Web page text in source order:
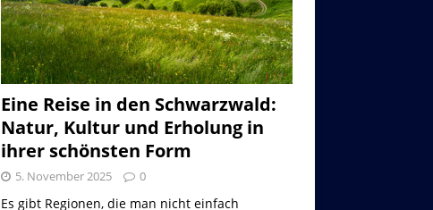
Eine Reise in den Schwarzwald:
Natur, Kultur und Erholung in
ihrer schönsten Form
5. November 2025 0
Es gibt Regionen, die man nicht einfach